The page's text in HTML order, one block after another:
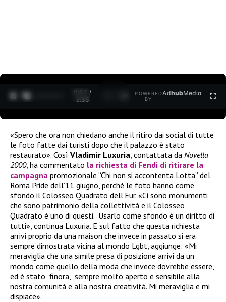
0:27 /
3:35
POWERED
BY
AdhubMedia
«Spero che ora non chiedano anche il ritiro dai social di tutte
le foto fatte dai turisti dopo che il palazzo è stato
restaurato». Così Vladimir Luxuria , contattata da Novella
2000, ha commentato la richiesta di Fendi di ritirare la
campagna promozionale “Chi non si accontenta Lotta” del
Roma Pride dell’11 giugno, perché le foto hanno come
sfondo il Colosseo Quadrato dell’Eur. «Ci sono monumenti
che sono patrimonio della collettività e il Colosseo
Quadrato è uno di questi. Usarlo come sfondo è un diritto di
tutti», continua Luxuria. E sul fatto che questa richiesta
arrivi proprio da una maison che invece in passato si era
sempre dimostrata vicina al mondo Lgbt, aggiunge: «Mi
meraviglia che una simile presa di posizione arrivi da un
mondo come quello della moda che invece dovrebbe essere,
ed è stato finora, sempre molto aperto e sensibile alla
nostra comunità e alla nostra creatività. Mi meraviglia e mi
dispiace».